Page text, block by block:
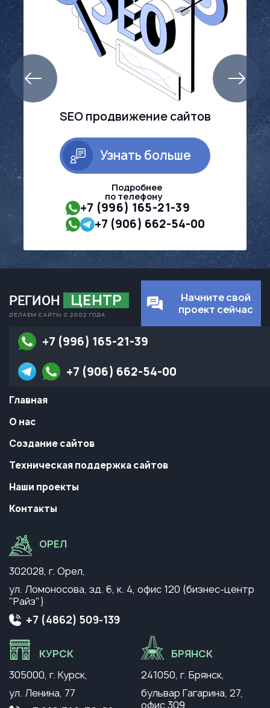
SEO продвижение сайтов
Узнать больше
Подробнее
по телефону
+7 (996) 165-21-39
Узнать больше
+7 (996) 165-21-39
+7 (906) 662-54-00
РЕГИОН ЦЕНТР
ДЕЛАЕМ САЙТЫ С 2002 ГОДА
Главная
О нас
Создание сайтов
Техническая поддержка сайтов
Наши проекты
Контакты
+7 (996) 165-21-39
+7 (906) 662-54-00
ОРЕЛ
302028, г. Орел,
ул. Ломоносова, зд. 6, к. 4, офис 120 (бизнес-центр
"Райз")
+7 (4862) 509-139
КУРСК
305000, г. Курск,
ул. Ленина, 77
БРЯНСК
241050, г. Брянск,
бульвар Гагарина, 27,
офис 309
Начните свой
проект сейчас